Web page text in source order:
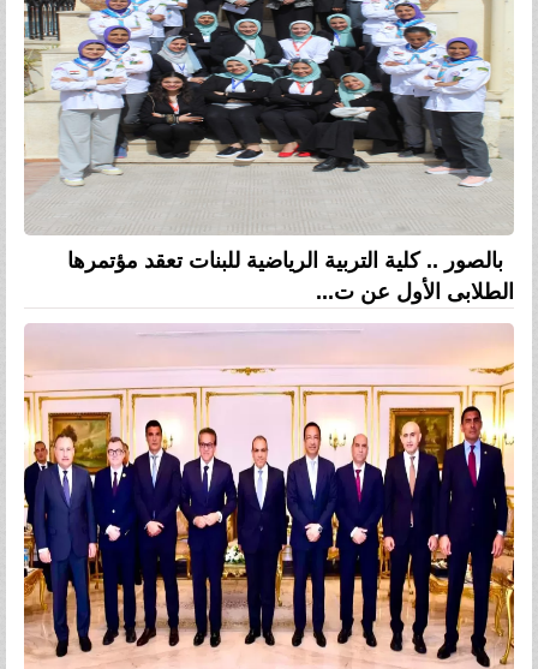
بالصور .. كلية التربية الرياضية للبنات تعقد مؤتمرها
الطلابى الأول عن ت...